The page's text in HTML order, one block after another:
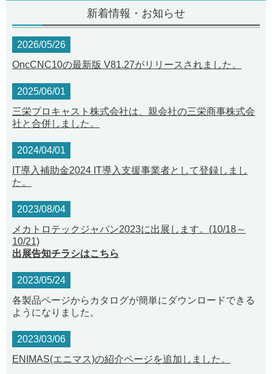
新着情報・お知らせ
2026/05/26
OncCNC10の最新版 V81.27がリリースされました。
2025/06/01
三栄プロキャスト株式会社は、親会社の三栄商事株式会
社と合併しました。
2024/04/01
IT導入補助金2024 IT導入支援事業者として登録しまし
た。
2023/08/04
メカトロテックジャパン2023に出展します。(10/18～
10/21)
出展告知チラシはこちら
2023/05/24
各製品ページからカタログが簡単にダウンロードできる
ようになりました。
2023/03/06
ENIMAS(エニマス)の紹介ページを追加しました。